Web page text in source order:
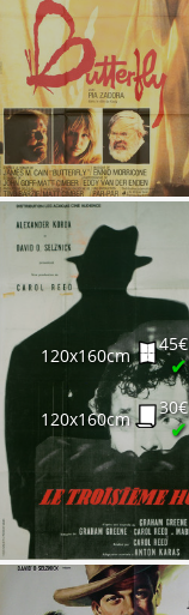
120x160cm
45€
✔
120x160cm
30€
✔